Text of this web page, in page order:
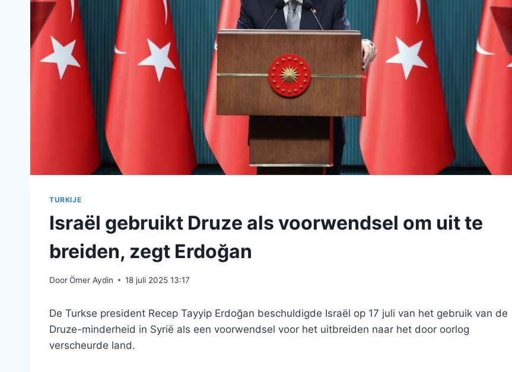
TURKIJE
Israël gebruikt Druze als voorwendsel om uit te
breiden, zegt Erdoğan
DoorÖmer Aydin 18 juli 2025 13:17
De Turkse president Recep Tayyip Erdoğan beschuldigde Israël op 17 juli van het gebruik van de
Druze-minderheid in Syrië als een voorwendsel voor het uitbreiden naar het door oorlog
verscheurde land.